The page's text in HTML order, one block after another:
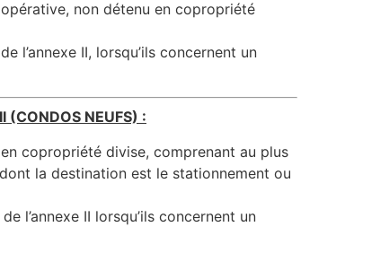
non détenu en copropriété
l’annexe II, lorsqu’ils concernent un
(CONDOS NEUFS) :
copropriété divise, comprenant au plus
la destination est le stationnement ou
l’annexe II lorsqu’ils concernent un